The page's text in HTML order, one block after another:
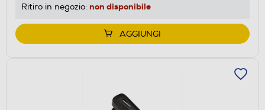
Ritiro in negozio: non disponibile
AGGIUNGI